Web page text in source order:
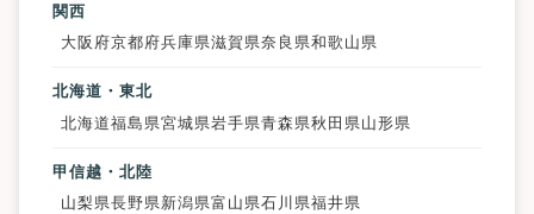
関西
大阪府京都府兵庫県滋賀県奈良県和歌山県
北海道・東北
北海道福島県宮城県岩手県青森県秋田県 山形県
甲信越・北陸
山梨県長野県新潟県富山県石川県福井県